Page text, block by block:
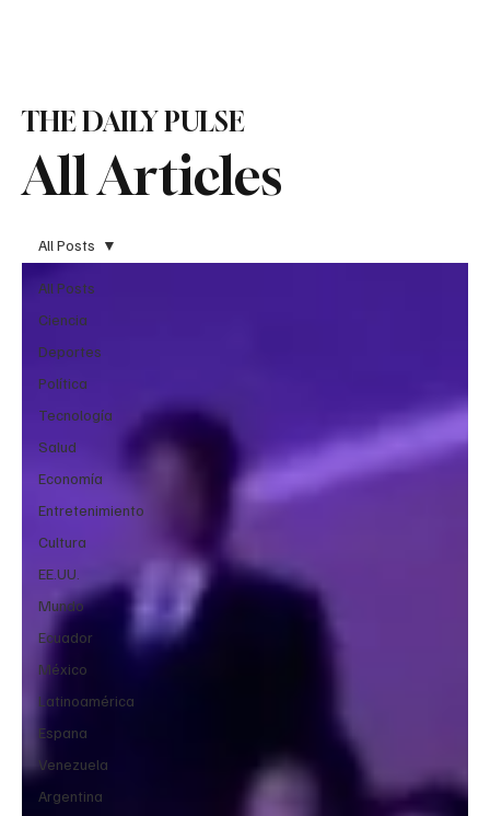
All Articles
THE DAILY PULSE
All Posts
Ciencia
Deportes
Política
Tecnología
Salud
Economía
Entretenimiento
Cultura
EE.UU.
Mundo
Ecuador
México
Latinoamérica
Espana
Venezuela
Argentina
All Posts